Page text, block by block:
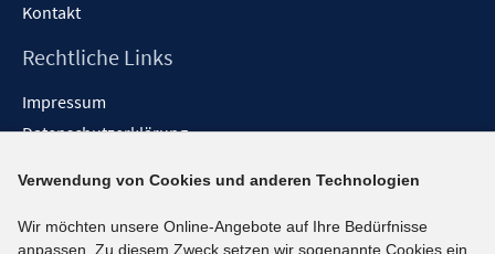
Kontakt
Rechtliche Links
Impressum
Datenschutzerklärung
Barrieren melden
Social-Media-Kanäle
Verwendung von Cookies und anderen Technologien
Wir möchten unsere Online-Angebote auf Ihre Bedürfnisse
anpassen. Zu diesem Zweck setzen wir sogenannte Cookies ein.